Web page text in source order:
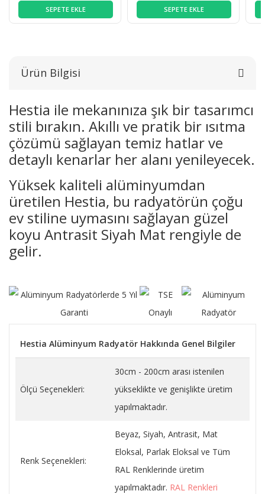
SEPETE EKLE SEPETE EKLE
Ürün Bilgisi
Hestia ile mekanınıza şık bir tasarımcı
stili bırakın. Akıllı ve pratik bir ısıtma
çözümü sağlayan temiz hatlar ve
detaylı kenarlar her alanı yenileyecek.
Yüksek kaliteli alüminyumdan
üretilen Hestia, bu radyatörün çoğu
ev stiline uymasını sağlayan güzel
koyu Antrasit Siyah Mat rengiyle de
gelir.
Hestia Alüminyum Radyatör Hakkında Genel Bilgiler
Ölçü Seçenekleri:
30cm - 200cm arası istenilen
yükseklikte ve genişlikte üretim
yapılmaktadır.
Renk Seçenekleri:
Beyaz, Siyah, Antrasit, Mat
Eloksal, Parlak Eloksal ve Tüm
RAL Renklerinde üretim
yapılmaktadır. RAL Renkleri